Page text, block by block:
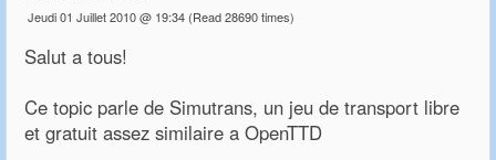
Jeudi 01 Juillet 2010 @ 19:34 (Read 28690 times)
Salut a tous!
Ce topic parle de Simutrans, un jeu de transport libre
et gratuit assez similaire a OpenTTD